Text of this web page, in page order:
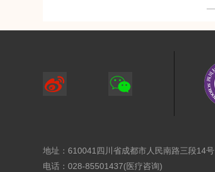
地址：610041四川省成都市人民南路三段14号
电话：028-85501437(医疗咨询)